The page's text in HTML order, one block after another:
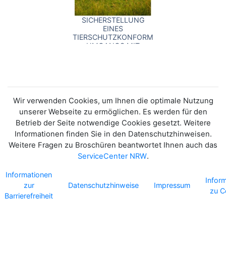
SICHERSTELLUNG
EINES
TIERSCHUTZKONFORMEN
UMGANGS MIT
Wir verwenden Cookies, um Ihnen die optimale Nutzung
unserer Webseite zu ermöglichen. Es werden für den
Betrieb der Seite notwendige Cookies gesetzt. Weitere
Informationen finden Sie in den Datenschutzhinweisen.
Weitere Fragen zu Broschüren beantwortet Ihnen auch das
ServiceCenter NRW.
Informationen
zur
Barrierefreiheit
Datenschutzhinweise Impressum
zu